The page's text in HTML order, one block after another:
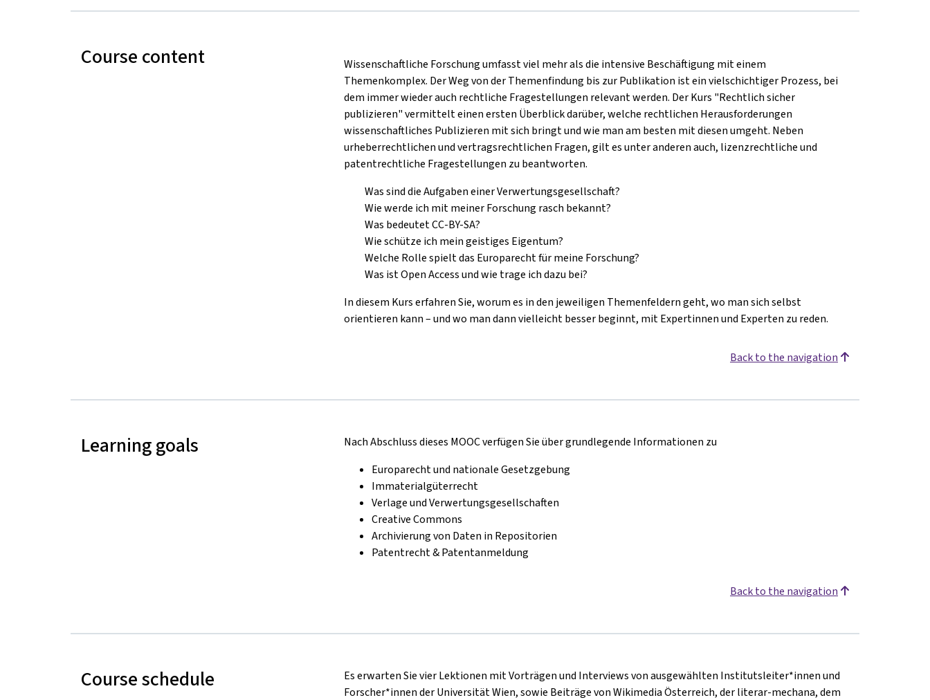
Course content
Wissenschaftliche Forschung umfasst viel mehr als die intensive Beschäftigung mit einem
Themenkomplex. Der Weg von der Themenfindung bis zur Publikation ist ein vielschichtiger Prozess, bei
dem immer wieder auch rechtliche Fragestellungen relevant werden. Der Kurs "Rechtlich sicher
publizieren" vermittelt einen ersten Überblick darüber, welche rechtlichen Herausforderungen
wissenschaftliches Publizieren mit sich bringt und wie man am besten mit diesen umgeht. Neben
urheberrechtlichen und vertragsrechtlichen Fragen, gilt es unter anderen auch, lizenzrechtliche und
patentrechtliche Fragestellungen zu beantworten.
Was sind die Aufgaben einer Verwertungsgesellschaft?
Wie werde ich mit meiner Forschung rasch bekannt?
Was bedeutet CC-BY-SA?
Wie schütze ich mein geistiges Eigentum?
Welche Rolle spielt das Europarecht für meine Forschung?
Was ist Open Access und wie trage ich dazu bei?
In diesem Kurs erfahren Sie, worum es in den jeweiligen Themenfeldern geht, wo man sich selbst
orientieren kann – und wo man dann vielleicht besser beginnt, mit Expertinnen und Experten zu reden.
Back to the navigation
Learning goals
Nach Abschluss dieses MOOC verfügen Sie über grundlegende Informationen zu
Europarecht und nationale Gesetzgebung
Immaterialgüterrecht
Verlage und Verwertungsgesellschaften
Creative Commons
Archivierung von Daten in Repositorien
Patentrecht & Patentanmeldung
Back to the navigation
Course schedule
Es erwarten Sie vier Lektionen mit Vorträgen und Interviews von ausgewählten Institutsleiter*innen und
Forscher*innen der Universität Wien, sowie Beiträge von Wikimedia Österreich, der literar-mechana, dem